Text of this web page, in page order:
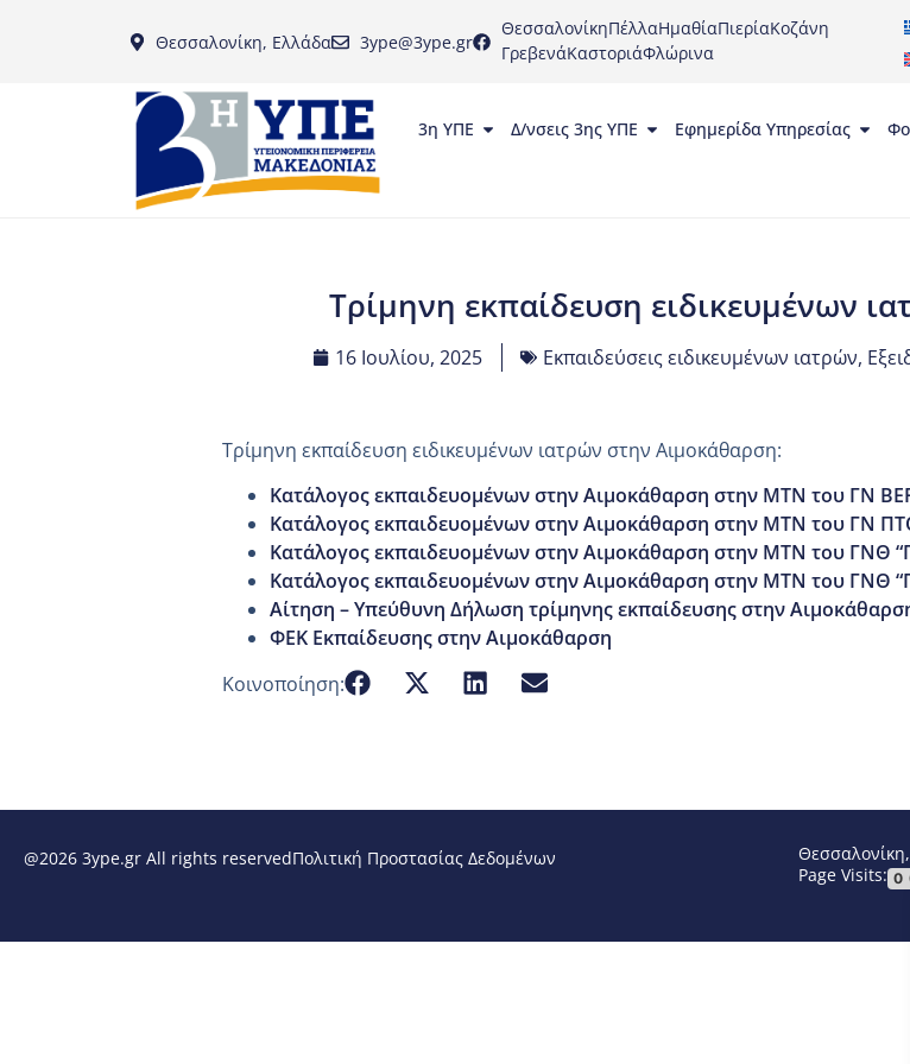
Θεσσαλονίκη, Ελλάδα 3ype@3ype.gr
ΘεσσαλονίκηΠέλλαΗμαθίαΠιερίαΚοζάνη
ΓρεβενάΚαστοριάΦλώρινα
3η ΥΠΕ Δ/νσεις 3ης ΥΠΕ Εφημερίδα Υπηρεσίας
Τρίμηνη εκπαίδευση ειδικευμένων
16 Ιουλίου, 2025 Εκπαιδεύσεις ειδικευμένων ιατρών,
Τρίμηνη εκπαίδευση ειδικευμένων ιατρών στην Αιμοκάθαρση:
Κατάλογος εκπαιδευομένων στην Αιμοκάθαρση στην ΜΤΝ του ΓΝ
Κατάλογος εκπαιδευομένων στην Αιμοκάθαρση στην ΜΤΝ του ΓΝ
Κατάλογος εκπαιδευομένων στην Αιμοκάθαρση στην ΜΤΝ του ΓΝΘ
Κατάλογος εκπαιδευομένων στην Αιμοκάθαρση στην ΜΤΝ του ΓΝΘ
Αίτηση – Υπεύθυνη Δήλωση τρίμηνης εκπαίδευσης στην
ΦΕΚ Εκπαίδευσης στην Αιμοκάθαρση
Κοινοποίηση:
@2026 3ype.gr All rights reservedΠολιτική Προστασίας Δεδομένων
Page Visits: